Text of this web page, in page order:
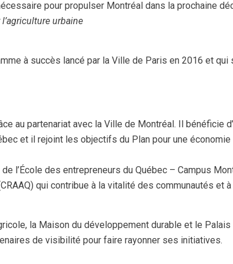
pour propulser Montréal dans la prochaine
urbaine
à succès lancé par la Ville de Paris en 2016 et
au partenariat avec la Ville de Montréal. Il bénéficie
et il rejoint les objectifs du Plan pour une
l’École des entrepreneurs du Québec – Campus
qui contribue à la vitalité des communautés et
la Maison du développement durable et le
de visibilité pour faire rayonner ses initiatives.